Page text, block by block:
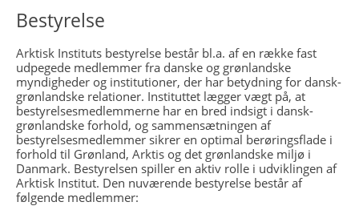
Bestyrelse
Arktisk Instituts bestyrelse består bl.a. af en række fast
udpegede medlemmer fra danske og grønlandske
myndigheder og institutioner, der har betydning for dansk-
grønlandske relationer. Instituttet lægger vægt på, at
bestyrelsesmedlemmerne har en bred indsigt i dansk-
grønlandske forhold, og sammensætningen af
bestyrelsesmedlemmer sikrer en optimal berøringsflade i
forhold til Grønland, Arktis og det grønlandske miljø i
Danmark. Bestyrelsen spiller en aktiv rolle i udviklingen af
Arktisk Institut. Den nuværende bestyrelse består af
følgende medlemmer: